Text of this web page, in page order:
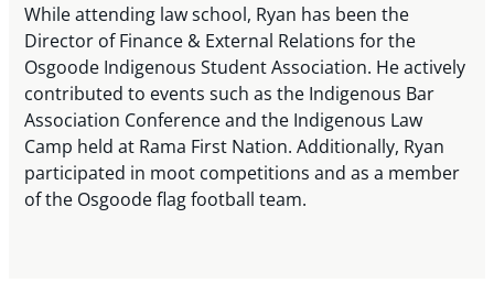
While attending law school, Ryan has been the
Director of Finance & External Relations for the
Osgoode Indigenous Student Association. He actively
contributed to events such as the Indigenous Bar
Association Conference and the Indigenous Law
Camp held at Rama First Nation. Additionally, Ryan
participated in moot competitions and as a member
of the Osgoode flag football team.